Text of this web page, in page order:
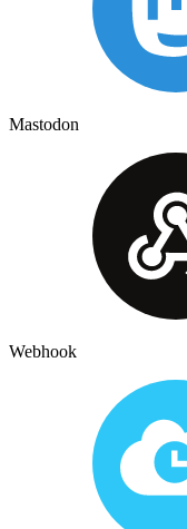
Mastodon
Webhook